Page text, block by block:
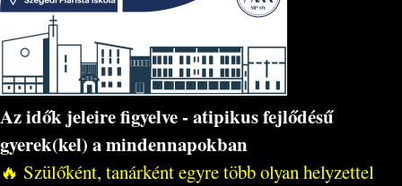
Az idők jeleire figyelve - atipikus fejlődésű
gyerek(kel) a mindennapokban
🔥 Szülőként, tanárként egyre több olyan helyzettel